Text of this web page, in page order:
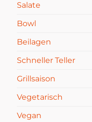
Salate
Bowl
Beilagen
Schneller Teller
Grillsaison
Vegetarisch
Vegan